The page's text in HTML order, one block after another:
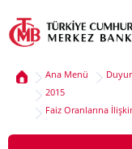
Ana Menü
2015
Faiz Oranlarına